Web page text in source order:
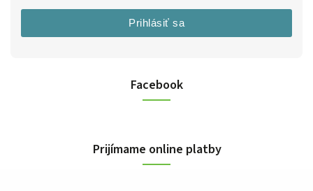
Facebook
Prijímame online platby
Prihlásiť sa